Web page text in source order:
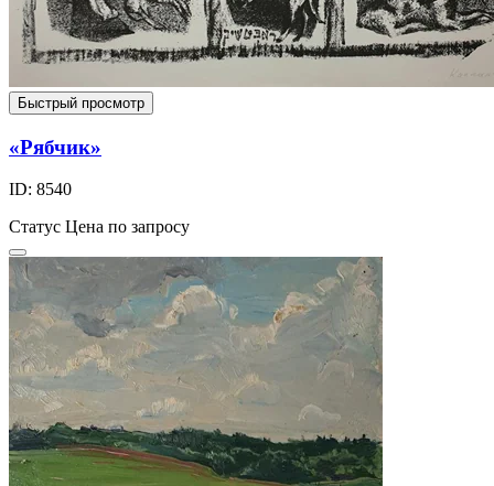
Быстрый просмотр
«Рябчик»
ID: 8540
Статус Цена по запросу